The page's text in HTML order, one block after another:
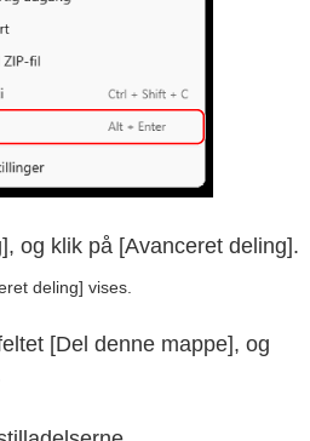
og klik på [Avanceret deling].
deling] vises.
[Del denne mappe], og